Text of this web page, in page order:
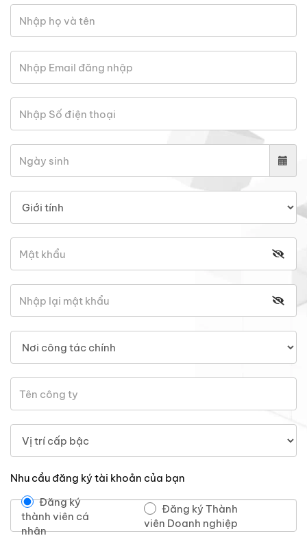
Nhu cầu đăng ký tài khoản của bạn
Đăng ký
thành viên cá
nhân
Đăng ký Thành
viên Doanh nghiệp